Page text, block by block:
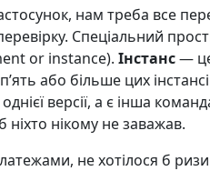
нам треба все
Спеціальний
or instance). Інстанс—
або більше цих
версії, а є інша
ніхто нікому не заважав.
не хотілося б